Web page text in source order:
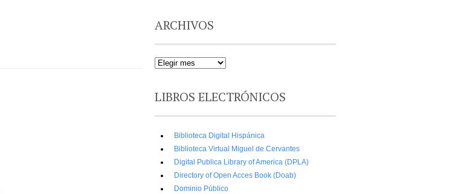
ARCHIVOS
LIBROS ELECTRÓNICOS
Biblioteca Digital Hispánica
Biblioteca Virtual Miguel de Cervantes
Digital Publica Library of America (DPLA)
Directory of Open Acces Book (Doab)
Dominio Público